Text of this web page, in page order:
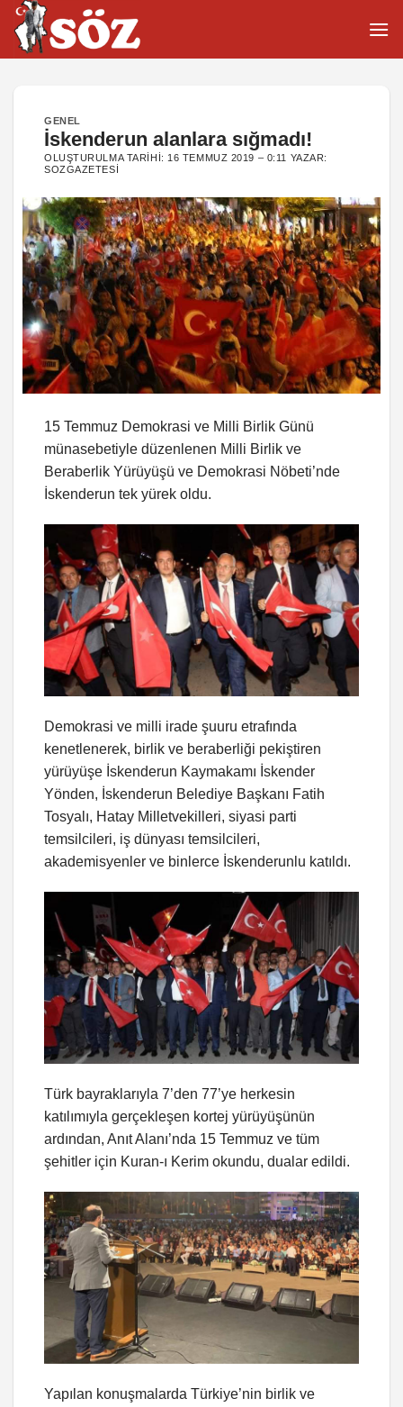
İçeriğe
atla
GENEL
İskenderun alanlara sığmadı!
OLUŞTURULMA TARIHI: 16 TEMMUZ 2019 – 0:11 YAZAR:
SOZGAZETESI
15 Temmuz Demokrasi ve Milli Birlik Günü
münasebetiyle düzenlenen Milli Birlik ve
Beraberlik Yürüyüşü ve Demokrasi Nöbeti’nde
İskenderun tek yürek oldu.
Demokrasi ve milli irade şuuru etrafında
kenetlenerek, birlik ve beraberliği pekiştiren
yürüyüşe İskenderun Kaymakamı İskender
Yönden, İskenderun Belediye Başkanı Fatih
Tosyalı, Hatay Milletvekilleri, siyasi parti
temsilcileri, iş dünyası temsilcileri,
akademisyenler ve binlerce İskenderunlu katıldı.
Türk bayraklarıyla 7’den 77’ye herkesin
katılımıyla gerçekleşen kortej yürüyüşünün
ardından, Anıt Alanı’nda 15 Temmuz ve tüm
şehitler için Kuran-ı Kerim okundu, dualar edildi.
Yapılan konuşmalarda Türkiye’nin birlik ve